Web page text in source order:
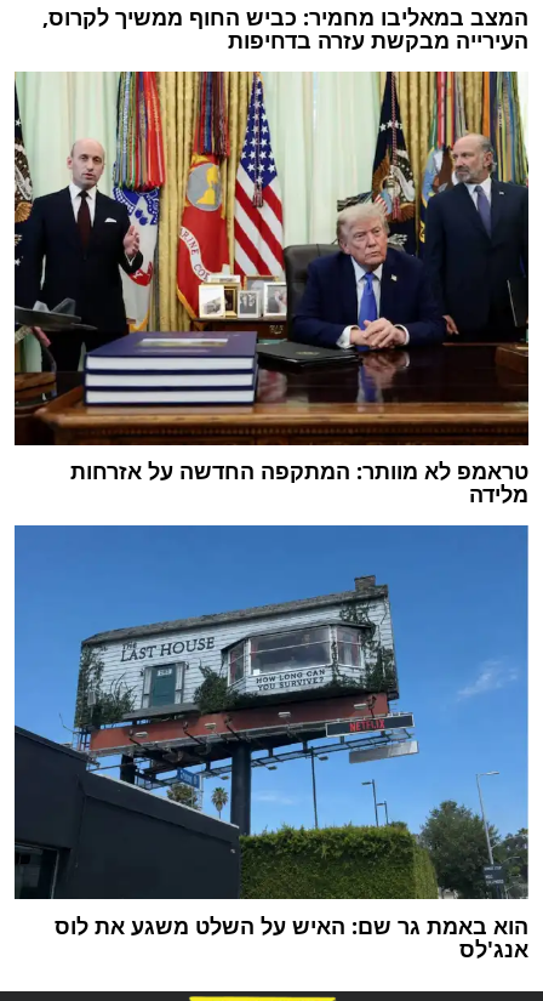
המצב במאליבו מחמיר: כביש החוף ממשיך לקרוס,
העירייה מבקשת עזרה בדחיפות
טראמפ לא מוותר: המתקפה החדשה על אזרחות
מלידה
הוא באמת גר שם: האיש על השלט משגע את לוס
אנג'לס